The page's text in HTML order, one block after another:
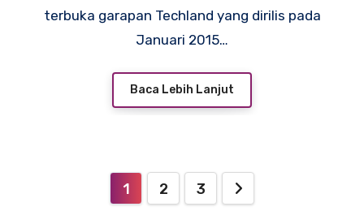
terbuka garapan Techland yang dirilis pada
Januari 2015…
Baca Lebih Lanjut
1 2 3